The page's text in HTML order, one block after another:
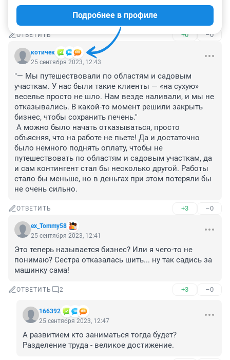
Главный враг печени сладости. От цироза печени
умирают и непьющие, от гепатоза.
ОТВЕТИТЬ +0 –0
котичек
Подробнее в профиле
25 сентября 2023, 12:43
"— Мы путешествовали по областям и садовым
участкам. У нас были такие клиенты — «на сухую»
веселье просто не шло. Нам везде наливали, и мы не
отказывались. В какой-то момент решили закрыть
бизнес, чтобы сохранить печень."
А можно было начать отказываться, просто
объясняя, что на работе не пьете! Да и достаточно
было немного поднять оплату, чтобы не
путешествовать по областям и садовым участкам, да
и сам контингент стал бы несколько другой. Работы
стало бы меньше, но в деньгах при этом потеряли бы
не очень сильно.
ОТВЕТИТЬ +3 –0
ex_Tommy58
25 сентября 2023, 12:41
Это теперь называется бизнес? Или я чего-то не
понимаю? Сестра отказалась шить... ну так садись за
машинку сама!
ОТВЕТИТЬ 2 +3 –0
166392
25 сентября 2023, 12:47
А развитием кто заниматься тогда будет?
Разделение труда - великое достижение.